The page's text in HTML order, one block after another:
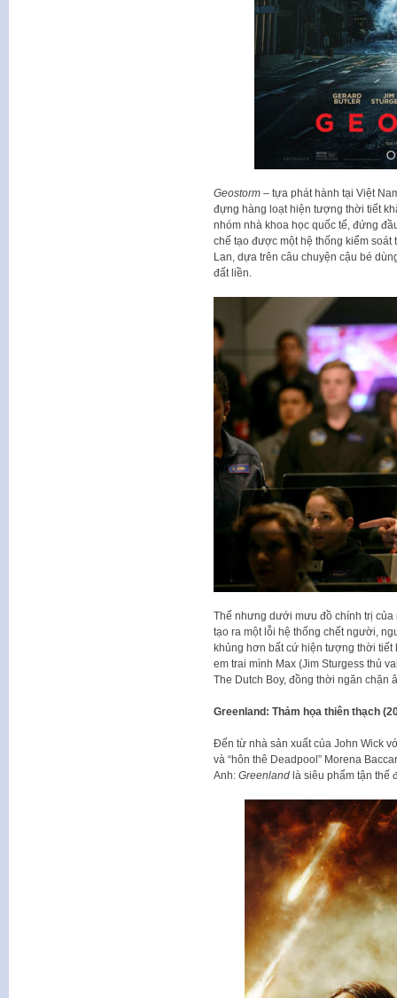
Geostorm– tựa phát hành tại Việt
đựng hàng loạt hiện tượng thời tiết
nhóm nhà khoa học quốc tế, đứng
chế tạo được một hệ thống kiểm
Lan, dựa trên câu chuyện cậu bé
đất liền.
Thế nhưng dưới mưu đồ chính trị của
tạo ra một lỗi hệ thống chết người,
khủng hơn bất cứ hiện tượng thời tiết
em trai mình Max (Jim Sturgess thủ
The Dutch Boy, đồng thời ngăn chặn
Greenland: Thảm họa thiên thạch
Đến từ nhà sản xuất của John Wick
và “hôn thê Deadpool” Morena
Anh: Greenlandlà siêu phẩm tận thế